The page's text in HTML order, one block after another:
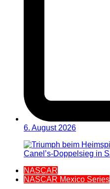
6. August 2026
NASCAR
NASCAR Mexico Series